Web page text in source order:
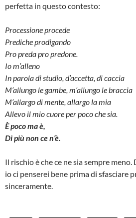
perfetta in questo contesto:
Processione procede
Prediche prodigando
Pro preda pro predone.
Io m’alleno
In parola di studio, d’accetta, di caccia
M’allungo le gambe, m’allungo le braccia
M’allargo di mente, allargo la mia
Allevo il mio cuore per poco che sia.
È poco ma è,
Di più non ce n’è.
Il rischio è che ce ne sia sempre meno.
io ci penserei bene prima di sfasciare
sinceramente.